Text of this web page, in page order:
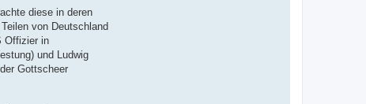
diese in deren
von Deutschland
Offizier in
und Ludwig
Gottscheer